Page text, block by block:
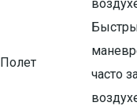
Полет
часто